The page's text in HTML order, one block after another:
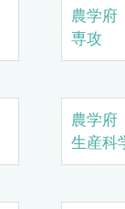
農学
専攻
農学
生産科